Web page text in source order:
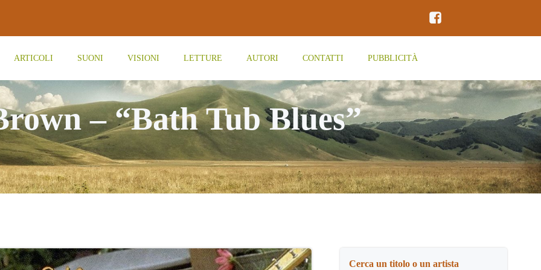
ARTICOLI SUONI VISIONI LETTURE AUTORI CONTATTI PUBBLICITÀ
– “Bath Tub Blues”
Cerca un titolo o un artista